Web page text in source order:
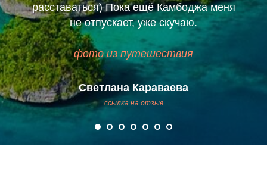
расставаться) Пока ещё Камбоджа меня
не отпускает, уже скучаю.
фото из путешествия
Светлана Караваева
ссылка на отзыв